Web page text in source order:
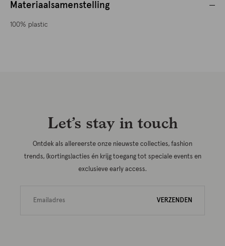
Materiaalsamenstelling
100% plastic
Let’s stay in touch
Ontdek als allereerste onze nieuwste collecties, fashion
trends, (kortings)acties én krijg toegang tot speciale events en
exclusieve early access.
VERZENDEN